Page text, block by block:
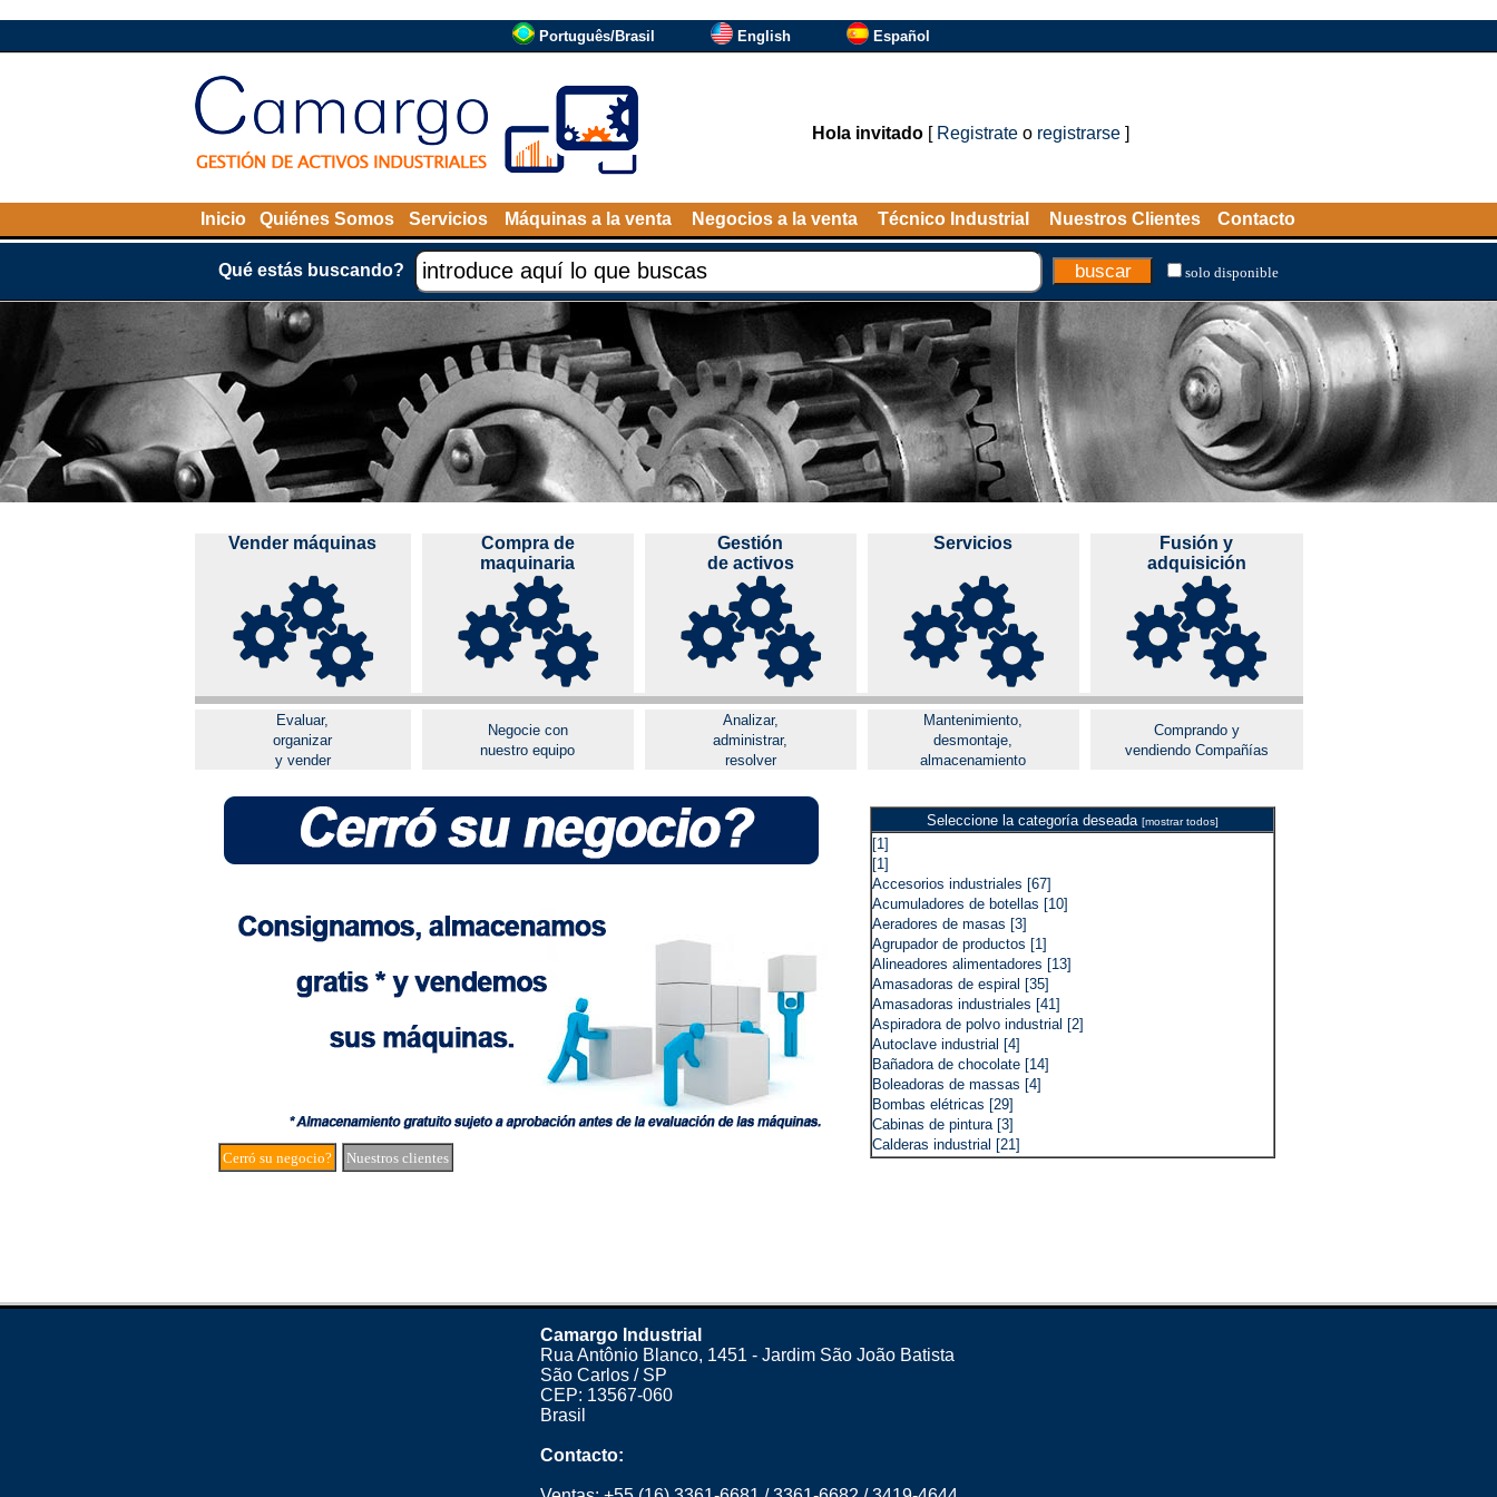
Português/Brasil English Español
Hola invitado[ Registrateo registrarse]
Inicio Quiénes Somos Servicios Máquinas a la venta Negocios a la venta Técnico Industrial Nuestros Clientes Contacto
Qué estás buscando? solo disponible
Vender máquinas
Compra de
maquinaria
Gestión
de activos
Servicios
Fusión y
adquisición
Evaluar,
organizar
y vender
Negocie con
nuestro equipo
Analizar,
administrar,
resolver
Mantenimiento,
desmontaje,
almacenamiento
Comprando y
vendiendo Compañías
Cerró su negocio? Nuestros clientes
Seleccione la categoría deseada [mostrar todos]
[1]
[1]
Accesorios industriales [67]
Acumuladores de botellas [10]
Aeradores de masas [3]
Agrupador de productos [1]
Alineadores alimentadores [13]
Amasadoras de espiral [35]
Amasadoras industriales [41]
Aspiradora de polvo industrial [2]
Autoclave industrial [4]
Bañadora de chocolate [14]
Boleadoras de massas [4]
Bombas elétricas [29]
Cabinas de pintura [3]
Calderas industrial [21]
Cilindros industriales para laminar pasta [12]
Cinta transportadora [37]
Clasificador [1]
Cremas cremadoras industria láctea [2]
Camargo Industrial
Rua Antônio Blanco, 1451 - Jardim São João Batista
São Carlos / SP
CEP: 13567-060
Brasil
Contacto: